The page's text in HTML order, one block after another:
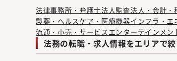
法律事務所・弁護士法人監査法人・会計・
製薬・ヘルスケア・医療機器インフラ・エ
流通・小売・サービス エンターテインメン
法務の転職・求人情報をエリアで